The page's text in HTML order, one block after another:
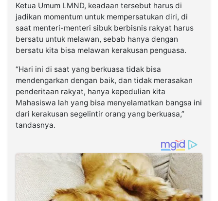
Ketua Umum LMND, keadaan tersebut harus di
jadikan momentum untuk mempersatukan diri, di
saat menteri-menteri sibuk berbisnis rakyat harus
bersatu untuk melawan, sebab hanya dengan
bersatu kita bisa melawan kerakusan penguasa.
“Hari ini di saat yang berkuasa tidak bisa
mendengarkan dengan baik, dan tidak merasakan
penderitaan rakyat, hanya kepedulian kita
Mahasiswa lah yang bisa menyelamatkan bangsa ini
dari kerakusan segelintir orang yang berkuasa,”
tandasnya.